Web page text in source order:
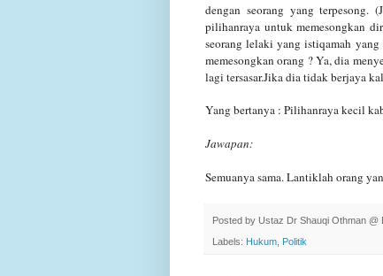
dengan seorang yang
pilihanraya untuk memesongkan
seorang lelaki yang istiqamah yang
memesongkan orang ? Ya, dia
lagi tersasar.Jika dia tidak berjaya
Yang bertanya : Pilihanraya kecil
Jawapan:
Semuanya sama. Lantiklah orang
Posted by Ustaz Dr Shauqi Othman @
Labels: Hukum Politik